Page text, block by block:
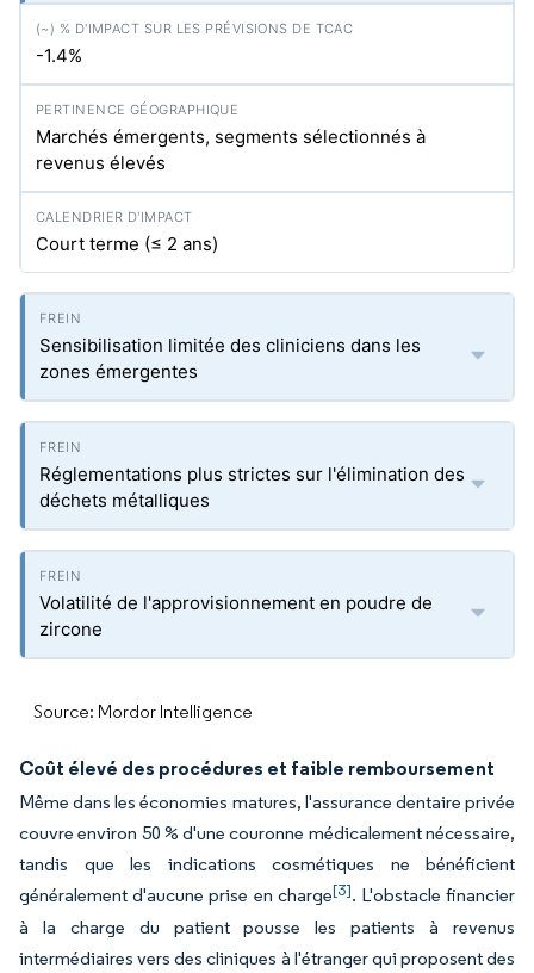
-1.4%
Marchés émergents, segments sélectionnés à
revenus élevés
Court terme (≤ 2 ans)
Sensibilisation limitée des cliniciens dans les
zones émergentes
Réglementations plus strictes sur l'élimination des
déchets métalliques
Volatilité de l'approvisionnement en poudre de
zircone
Source: Mordor Intelligence
Coût élevé des procédures et faible remboursement
Même dans les économies matures, l'assurance dentaire privée
couvre environ 50 % d'une couronne médicalement nécessaire,
tandis que les indications cosmétiques ne bénéficient
généralement d'aucune prise en charge[3]. L'obstacle financier
à la charge du patient pousse les patients à revenus
intermédiaires vers des cliniques à l'étranger qui proposent des